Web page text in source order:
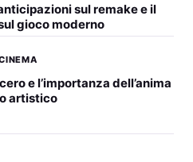
sul remake e il
gioco moderno
e l’importanza dell’anima
artistico